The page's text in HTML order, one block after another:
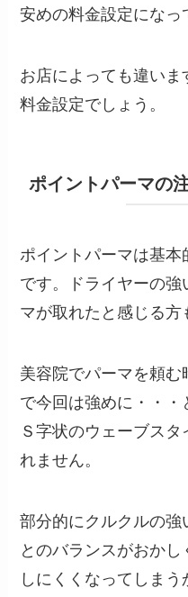
安めの料金設定になっ
お店によっても違い
料金設定でしょう。
ポイントパーマの
ポイントパーマは基
です。ドライヤーの
マが取れたと感じる方
美容院でパーマを頼
で今回は強めに・・
Ｓ字状のウェーブス
れません。
部分的にクルクルの
とのバランスがおか
しにくくなってしまう